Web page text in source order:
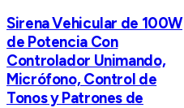
Sirena Vehicular de 100W
de Potencia Con
Controlador Unimando,
Micrófono, Control de
Tonos y Patrones de